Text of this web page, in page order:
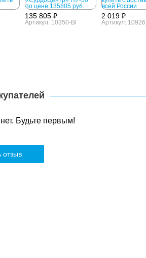
135 805 ₽
Артикул: 10350-Bl
2 019 ₽
Артикул: 10926
Будьте первым!
отзыв